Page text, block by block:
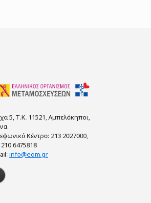
5, Τ.Κ. 11521, Αμπελόκηποι,
Κέντρο: 213 2027000,
210 6475818
info@eom.gr